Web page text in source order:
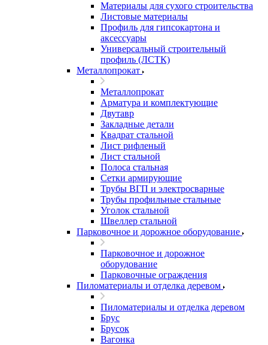
Материалы для сухого строительства
Листовые материалы
Профиль для гипсокартона и
аксессуары
Универсальный строительный
профиль (ЛСТК)
Металлопрокат
Металлопрокат
Арматура и комплектующие
Двутавр
Закладные детали
Квадрат стальной
Лист рифленый
Лист стальной
Полоса стальная
Сетки армирующие
Трубы ВГП и электросварные
Трубы профильные стальные
Уголок стальной
Швеллер стальной
Парковочное и дорожное оборудование
Парковочное и дорожное
оборудование
Парковочные ограждения
Пиломатериалы и отделка деревом
Пиломатериалы и отделка деревом
Брус
Брусок
Вагонка